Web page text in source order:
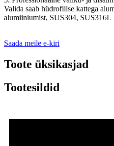
Valida saab hüdrofiilse kattega
alumiiniumist, SUS304, SUS316L
Saada meile e-kiri
Toote üksikasjad
Tootesildid